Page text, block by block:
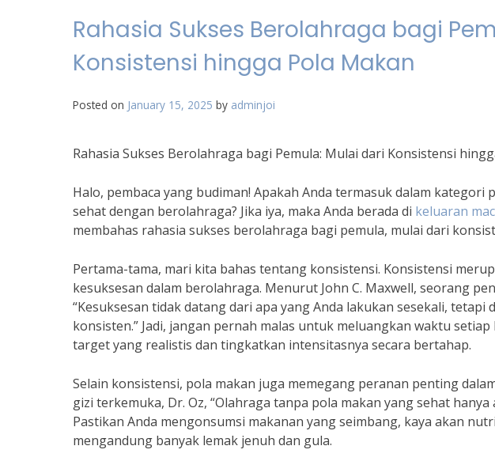
Rahasia Sukses Berolahraga bagi
Konsistensi hingga Pola Makan
Posted on January 15, 2025 by adminjoi
Rahasia Sukses Berolahraga bagi Pemula: Mulai dari Konsistensi
Halo, pembaca yang budiman! Apakah Anda termasuk dalam kategori
sehat dengan berolahraga? Jika iya, maka Anda berada di keluaran
membahas rahasia sukses berolahraga bagi pemula, mulai dari
Pertama-tama, mari kita bahas tentang konsistensi. Konsistensi
kesuksesan dalam berolahraga. Menurut John C. Maxwell, seorang
“Kesuksesan tidak datang dari apa yang Anda lakukan sesekali, tetapi
konsisten.” Jadi, jangan pernah malas untuk meluangkan waktu
target yang realistis dan tingkatkan intensitasnya secara bertahap.
Selain konsistensi, pola makan juga memegang peranan penting
gizi terkemuka, Dr. Oz, “Olahraga tanpa pola makan yang sehat
Pastikan Anda mengonsumsi makanan yang seimbang, kaya akan
mengandung banyak lemak jenuh dan gula.